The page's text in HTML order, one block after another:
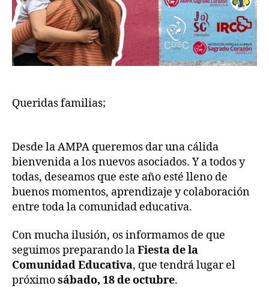
​Queridas familias;
Desde la AMPA queremos dar una cálida
bienvenida a los nuevos asociados. Y a todos y
todas, deseamos que este año esté lleno de
buenos momentos, aprendizaje y colaboración
entre toda la comunidad educativa.
Con mucha ilusión, os informamos de que
seguimos preparando laFiesta de la
Comunidad Educativa, que tendrá lugar el
próximosábado, 18 de octubre.